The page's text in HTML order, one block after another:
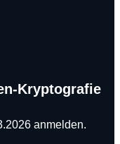
Kryptografie
anmelden.